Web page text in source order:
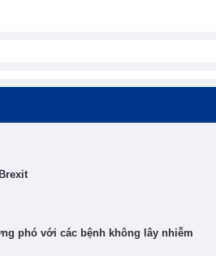
phó với các bệnh không lây nhiễm